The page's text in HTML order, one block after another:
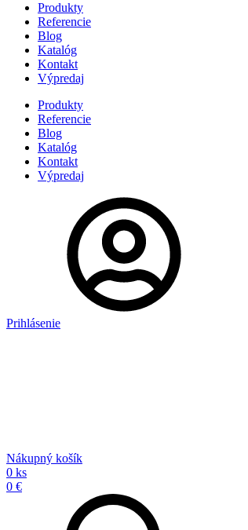
Produkty
Referencie
Blog
Katalóg
Kontakt
Výpredaj
Produkty
Referencie
Blog
Katalóg
Kontakt
Výpredaj
Prihlásenie
Nákupný košík
0 ks
0 €